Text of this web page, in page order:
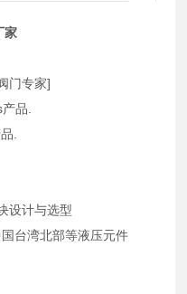
家
门专家]
品.
.
设计与选型
台湾北部等液压元件